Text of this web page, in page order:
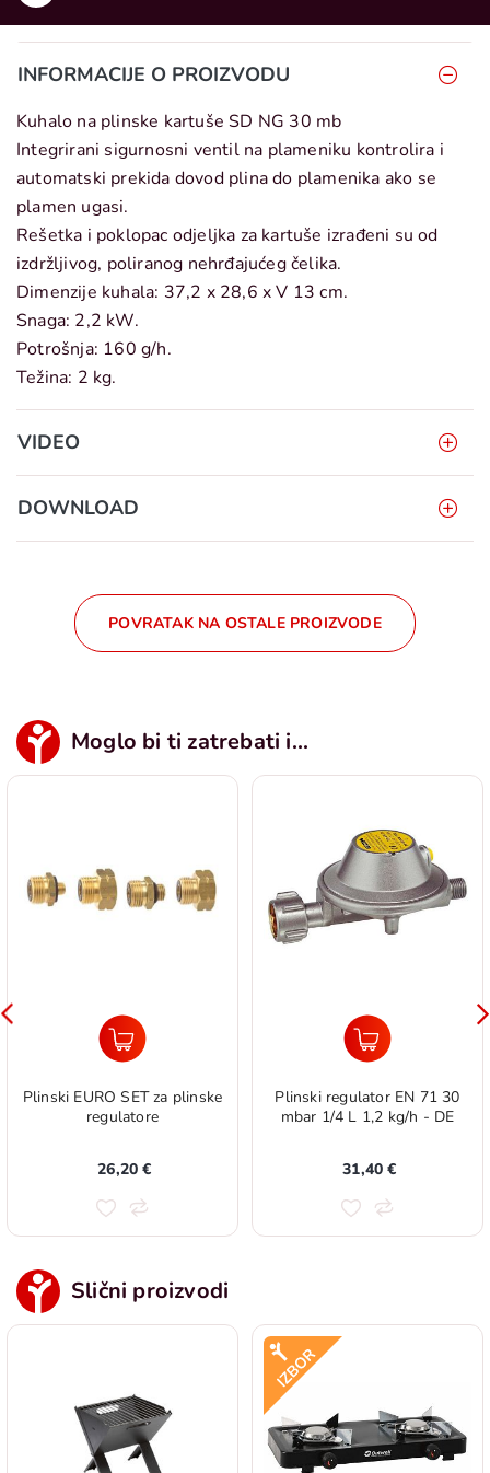
INFORMACIJE O PROIZVODU
Kuhalo na plinske kartuše SD NG 30 mb
Integrirani sigurnosni ventil na plameniku kontrolira i
automatski prekida dovod plina do plamenika ako se
plamen ugasi.
Rešetka i poklopac odjeljka za kartuše izrađeni su od
izdržljivog, poliranog nehrđajućeg čelika.
Dimenzije kuhala: 37,2 x 28,6 x V 13 cm.
Snaga: 2,2 kW.
Potrošnja: 160 g/h.
Težina: 2 kg.
VIDEO
DOWNLOAD
POVRATAK NA OSTALE PROIZVODE
Moglo bi ti zatrebati i...
Plinski EURO SET za plinske
regulatore
26,20 €
Plinski regulator EN 71 30
mbar 1/4 L 1,2 kg/h - DE
31,40 €
Slični proizvodi